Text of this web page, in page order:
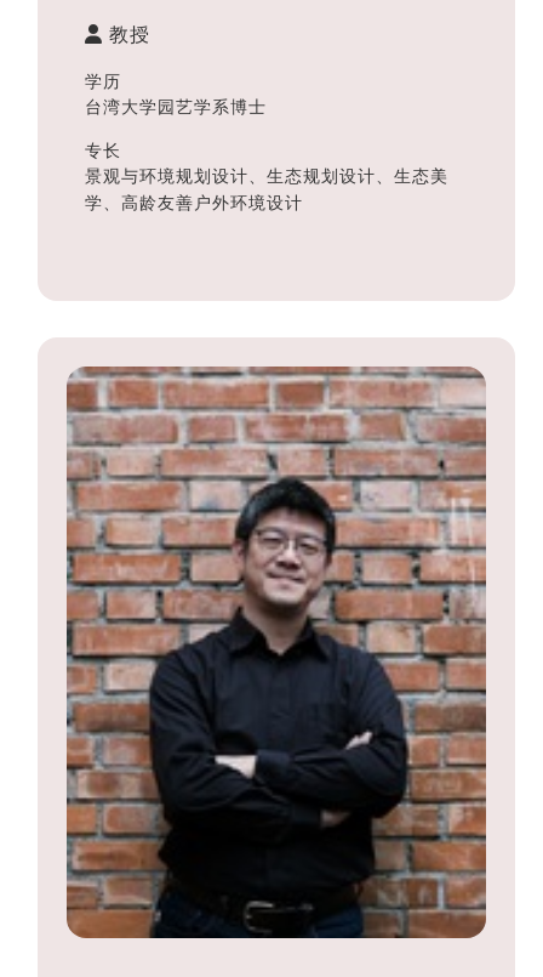
教授
学历
台湾大学园艺学系博士
专长
景观与环境规划设计、生态规划设计、生态美
学、高龄友善户外环境设计